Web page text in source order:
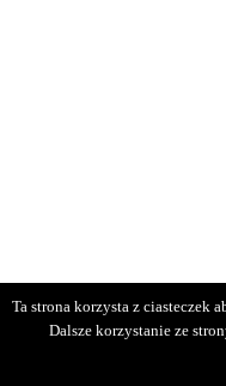
Ta strona korzysta z ciasteczek
Dalsze korzystanie ze